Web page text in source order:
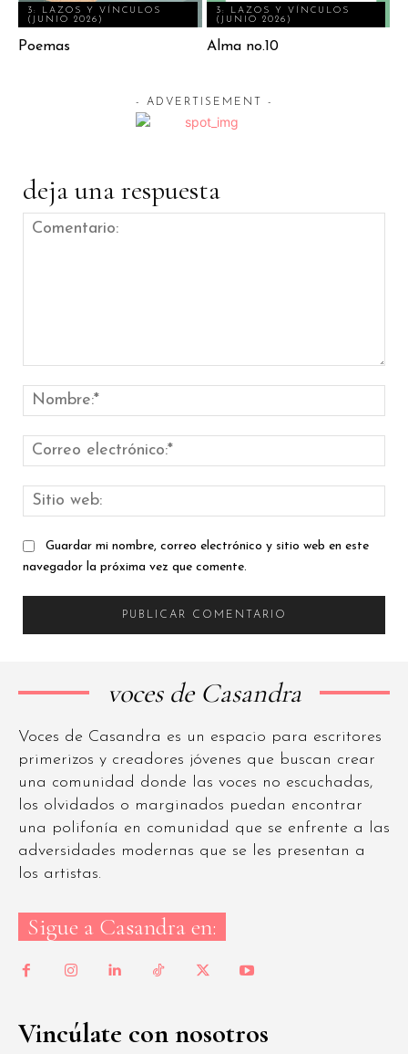
3: LAZOS Y VÍNCULOS
(JUNIO 2026)
Poemas
3: LAZOS Y VÍNCULOS
(JUNIO 2026)
Alma no.10
- ADVERTISEMENT -
deja una respuesta
Guardar mi nombre, correo electrónico y sitio web en este
navegador la próxima vez que comente.
voces de Casandra
Voces de Casandra es un espacio para escritores
primerizos y creadores jóvenes que buscan crear
una comunidad donde las voces no escuchadas,
los olvidados o marginados puedan encontrar
una polifonía en comunidad que se enfrente a las
adversidades modernas que se les presentan a
los artistas.
Sigue a Casandra en:
Vincúlate con nosotros